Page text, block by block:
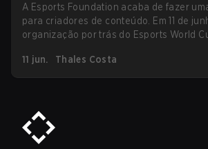
A Esports Foundation acaba de fazer
para criadores de conteúdo. Em 11 de
organização por trás do Esports World
Creator Program 2026, a maior iniciativa
que o esports já viu, e está respaldando
11 jun. Thales Costa